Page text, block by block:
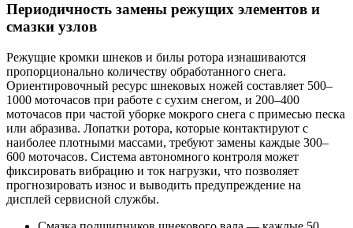
Периодичность замены режущих элементов и
смазки узлов
Режущие кромки шнеков и билы ротора изнашиваются
пропорционально количеству обработанного снега.
Ориентировочный ресурс шнековых ножей составляет 500–
1000 моточасов при работе с сухим снегом, и 200–400
моточасов при частой уборке мокрого снега с примесью песка
или абразива. Лопатки ротора, которые контактируют с
наиболее плотными массами, требуют замены каждые 300–
600 моточасов. Система автономного контроля может
фиксировать вибрацию и ток нагрузки, что позволяет
прогнозировать износ и выводить предупреждение на
дисплей сервисной службы.